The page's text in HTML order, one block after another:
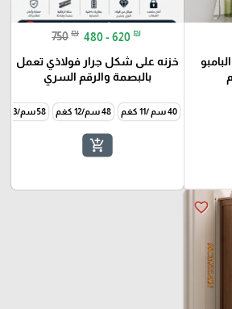
750 ₪ 480 - 620 ₪
خزنه على شكل جرار فولاذي تعمل
بالبصمة والرقم السري
40 سم /11 كغم 48 سم/12 كغم 58 سم/13 كغم
add_shopping_cart
favorite_border